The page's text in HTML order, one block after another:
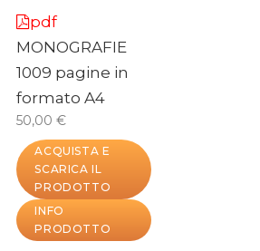
pdf
MONOGRAFIE
1009 pagine in
formato A4
50,00 €
ACQUISTA E
SCARICA IL
PRODOTTO
INFO
PRODOTTO